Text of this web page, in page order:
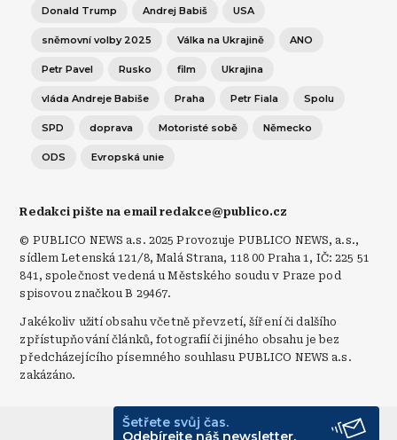
Donald Trump Andrej Babiš USA
sněmovní volby 2025 Válka na Ukrajině ANO
Petr Pavel Rusko film Ukrajina
vláda Andreje Babiše Praha Petr Fiala Spolu
SPD doprava Motoristé sobě Německo
ODS Evropská unie
Redakci pište na email redakce@publico.cz
© PUBLICO NEWS a.s. 2025 Provozuje PUBLICO NEWS, a.s.,
sídlem Letenská 121/8, Malá Strana, 118 00 Praha 1, IČ: 225 51
841, společnost vedená u Městského soudu v Praze pod
spisovou značkou B 29467.
Jakékoliv užití obsahu včetně převzetí, šíření či dalšího
zpřístupňování článků, fotografií či jiného obsahu je bez
předcházejícího písemného souhlasu PUBLICO NEWS a.s.
zakázáno.
Šetřete svůj čas.
Odebírejte náš newsletter.
© Publico 2026